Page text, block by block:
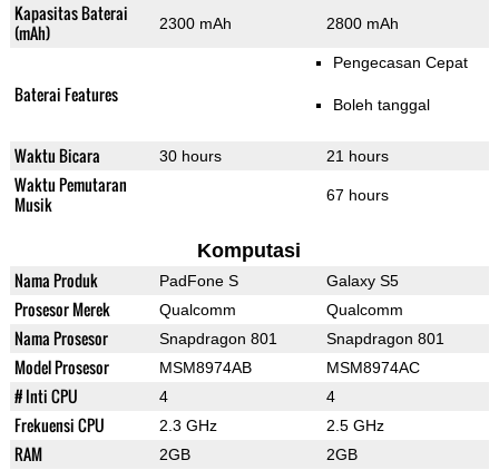
Kapasitas Baterai
(mAh)
2300 mAh 2800 mAh
Baterai Features
Pengecasan Cepat
Boleh tanggal
Waktu Bicara 30 hours 21 hours
Waktu Pemutaran
Musik
67 hours
Komputasi
Nama Produk PadFone S Galaxy S5
Prosesor Merek Qualcomm Qualcomm
Nama Prosesor Snapdragon 801 Snapdragon 801
Model Prosesor MSM8974AB MSM8974AC
# Inti CPU 4 4
Frekuensi CPU 2.3 GHz 2.5 GHz
RAM 2GB 2GB